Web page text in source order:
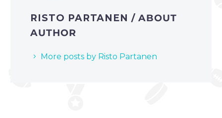
RISTO PARTANEN/ ABOUT
AUTHOR
More posts by Risto Partanen